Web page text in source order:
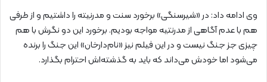
وی ادامه داد: در «شیرسنگی» برخورد سنت و مدرنیته را داشتیم و از طرفی
هم با عدم آگاهی از مدرنتیه مواجه بودیم. برخورد این دو نگرش با هم
چیزی جز جنگ نیست و در این فیلم نیز «نام‌دارخان» این جنگ را برنده
می‌شود اما خودش می‌داند که باید به گذشته‌اش احترام بگذارد.